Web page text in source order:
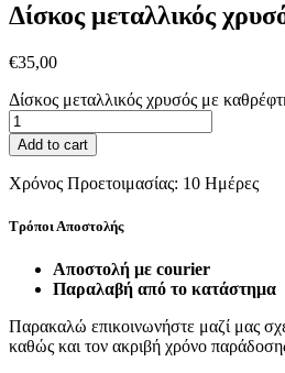
Δίσκος μεταλλικός
€35,00
Δίσκος μεταλλικός χρυσός με
Add to cart
Χρόνος Προετοιμασίας: 10 Ημέρες
Τρόποι Αποστολής
Αποστολή με courier
Παραλαβή από το κατάστημα
Παρακαλώ επικοινωνήστε μαζί μας
καθώς και τον ακριβή χρόνο